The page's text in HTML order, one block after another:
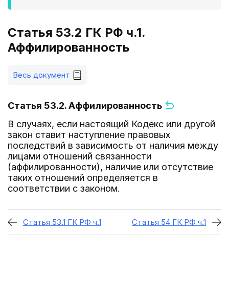
Статья 53.2 ГК РФ ч.1.
Аффилированность
Весь документ
Статья 53.2. Аффилированность
В случаях, если настоящий Кодекс или другой
закон ставит наступление правовых
последствий в зависимость от наличия между
лицами отношений связанности
(аффилированности), наличие или отсутствие
таких отношений определяется в
соответствии с законом.
Статья 53.1 ГК РФ ч.1 Статья 54 ГК РФ ч.1